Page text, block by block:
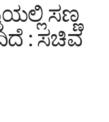
ಸಣ್ಣ
: ಸಚಿವ